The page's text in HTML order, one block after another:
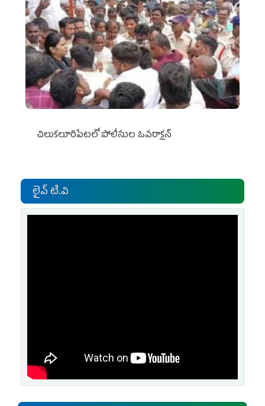
చిలుక‌లూరిపేట‌లో పోలీసుల ఓవ‌రాక్ష‌న్‌
లైవ్ టి.వి